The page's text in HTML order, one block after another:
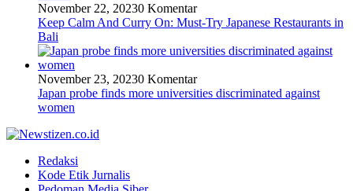
November 22, 20230 Komentar
Keep Calm And Curry On: Must-Try Japanese Restaurants in
Bali
November 23, 20230 Komentar
Japan probe finds more universities discriminated against
women
Redaksi
Kode Etik Jurnalis